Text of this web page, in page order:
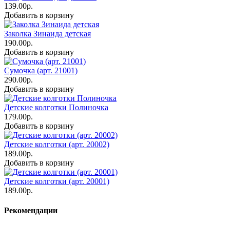
139.00р.
Добавить в корзину
Заколка Зинаида детская
190.00р.
Добавить в корзину
Сумочка (арт. 21001)
290.00р.
Добавить в корзину
Детские колготки Полиночка
179.00р.
Добавить в корзину
Детские колготки (арт. 20002)
189.00р.
Добавить в корзину
Детские колготки (арт. 20001)
189.00р.
Рекомендации